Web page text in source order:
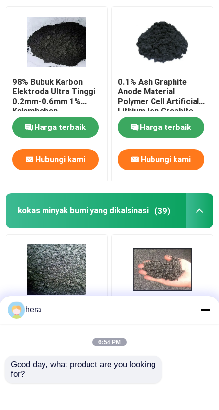
Layanan Pengolahan Tol
98% Bubuk Karbon
Elektroda Ultra Tinggi
0.2mm-0.6mm 1%
Kelembaban
Harga terbaik
Hubungi kami
0.1% Ash Graphite
Anode Material
Polymer Cell Artificial
Lithium Ion Graphite
Harga terbaik
Hubungi kami
kokas minyak bumi yang dikalsinasi (39)
BPK Rendah Sulfur
Petroleum Coke
Abu 0,5% Kelembaban
Metalurgi 8500j Kokas
Kokas Minyak Bumi
Sulfur Rendah
hera
6:54 PM
Good day, what product are you looking
for?